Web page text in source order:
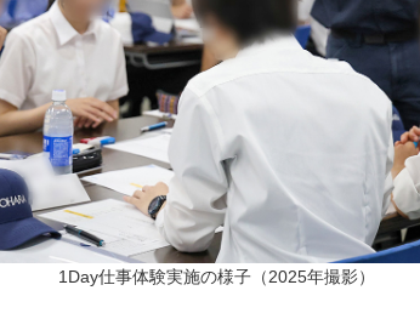
1Day仕事体験実施の様子（2025年撮影）